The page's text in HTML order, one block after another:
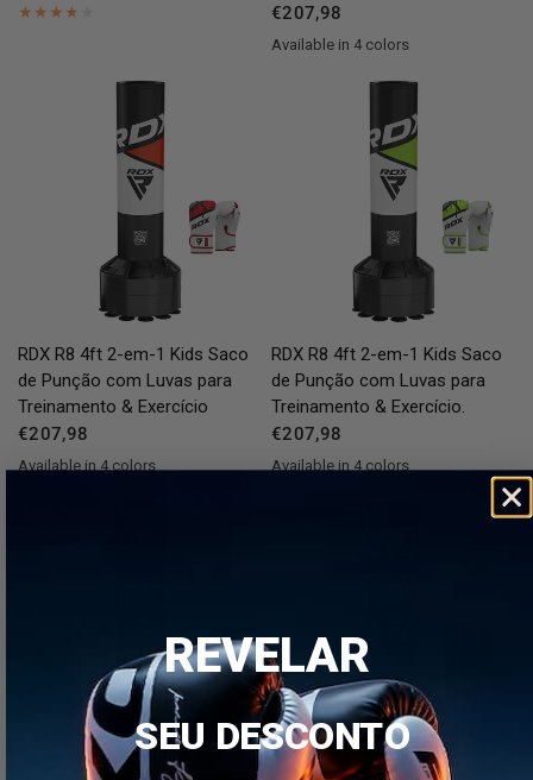
€207,98
Available in 4 colors
QUICK VIEW
RDX R8 4ft 2-em-1 Kids Saco
de Punção com Luvas para
Treinamento & Exercício
€207,98
Available in 4 colors
QUICK VIEW
RDX R8 4ft 2-em-1 Kids Saco
de Punção com Luvas para
Treinamento & Exercício.
€207,98
Available in 4 colors
QUICK VIEW
KT Ronin 6ft C Saco de QUICK VIEW
RDXKT Ronin 6ft C Saco de
REVELAR
SEU DESCONTO